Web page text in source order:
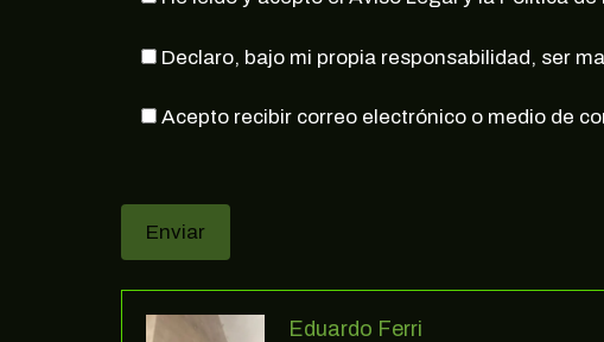
Declaro, bajo mi propia responsabilidad, ser
Acepto recibir correo electrónico o medio de
Eduardo Ferri